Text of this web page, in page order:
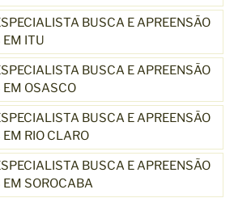
BUSCA E APREENSÃO
EM ITU
BUSCA E APREENSÃO
EM OSASCO
BUSCA E APREENSÃO
RIO CLARO
BUSCA E APREENSÃO
EM SOROCABA